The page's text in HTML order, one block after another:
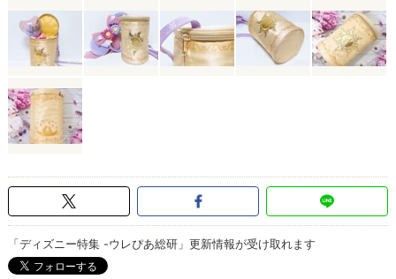
「ディズニー特集 -ウレぴあ総研」更新情報が受け取れます